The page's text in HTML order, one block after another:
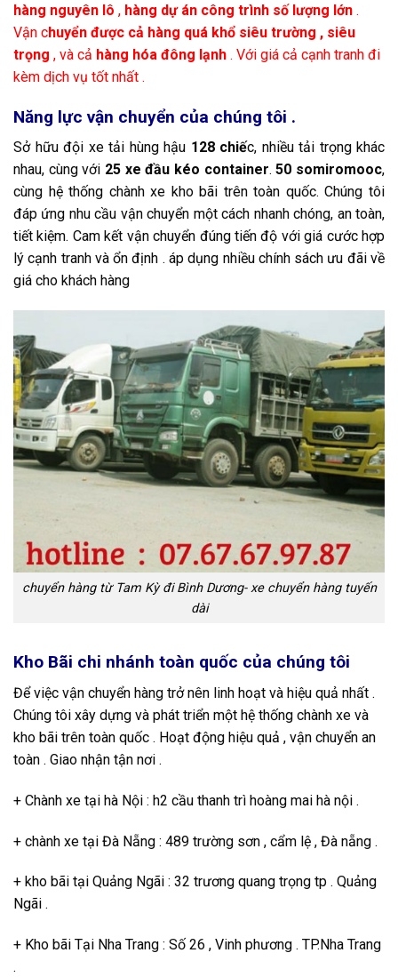
hàng nguyên lô , hàng dự án công trình số lượng lớn .
Vận chuyển được cả hàng quá khổ siêu trường , siêu
trọng , và cả hàng hóa đông lạnh . Với giá cả cạnh tranh đi
kèm dịch vụ tốt nhất .
Năng lực vận chuyển của chúng tôi .
Sở hữu đội xe tải hùng hậu 128 chiếc, nhiều tải trọng khác
nhau, cùng với 25 xe đầu kéo container.50 somiromooc,
cùng hệ thống chành xe kho bãi trên toàn quốc. Chúng tôi
đáp ứng nhu cầu vận chuyển một cách nhanh chóng, an toàn,
tiết kiệm. Cam kết vận chuyển đúng tiến độ với giá cước hợp
lý cạnh tranh và ổn định . áp dụng nhiều chính sách ưu đãi về
giá cho khách hàng
chuyển hàng từ Tam Kỳ đi Bình Dương- xe chuyển hàng tuyến
dài
Kho Bãi chi nhánh toàn quốc của chúng tôi
Để việc vận chuyển hàng trở nên linh hoạt và hiệu quả nhất .
Chúng tôi xây dựng và phát triển một hệ thống chành xe và
kho bãi trên toàn quốc . Hoạt động hiệu quả , vận chuyển an
toàn . Giao nhận tận nơi .
+ Chành xe tại hà Nội : h2 cầu thanh trì hoàng mai hà nội .
+ chành xe tại Đà Nẵng : 489 trường sơn , cẩm lệ , Đà nẵng .
+ kho bãi tại Quảng Ngãi : 32 trương quang trọng tp . Quảng
Ngãi .
+ Kho bãi Tại Nha Trang : Số 26 , Vinh phương . TP.Nha Trang
.